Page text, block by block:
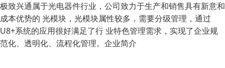
极致兴通属于光电器件行业，公司致力于生产和销售具有新意和
成本优势的 光模块，光模块属性较多，需要分级管理，通过
U8+系统的应用很好满足了行 业特色管理需求，实现了企业规
范化、透明化、流程化管理。企业简介